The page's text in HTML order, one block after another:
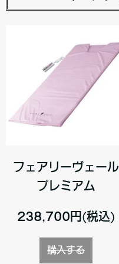
フェアリーヴェール
プレミアム
238,700円(税込)
購入する